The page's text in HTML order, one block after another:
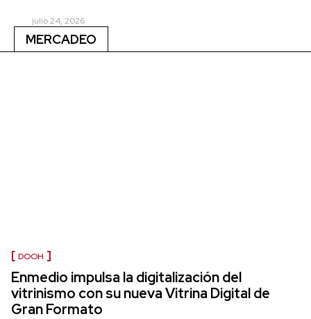
julio 24, 2026
MERCADEO
DOOH
Enmedio impulsa la digitalización del
vitrinismo con su nueva Vitrina Digital de
Gran Formato